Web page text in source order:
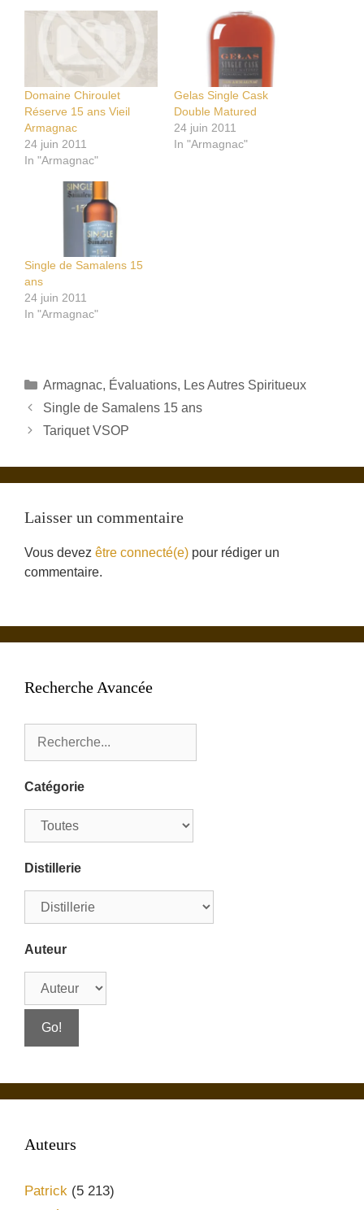
Domaine Chiroulet
Réserve 15 ans Vieil
Armagnac
24 juin 2011
In "Armagnac"
Gelas Single Cask
Double Matured
24 juin 2011
In "Armagnac"
Single de Samalens 15
ans
24 juin 2011
In "Armagnac"
Catégories
Armagnac, Évaluations, Les Autres Spiritueux
Single de Samalens 15 ans
Tariquet VSOP
Laisser un commentaire
Vous devez être connecté(e) pour rédiger un
commentaire.
Recherche Avancée
Catégorie
Distillerie
Auteur
Auteurs
Patrick (5 213)